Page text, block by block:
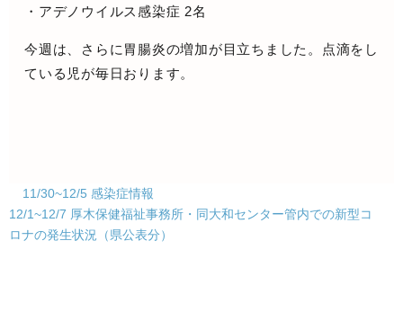
・アデノウイルス感染症 2名
今週は、さらに胃腸炎の増加が目立ちました。点滴をし
ている児が毎日おります。
11/30~12/5 感染症情報
12/1~12/7 厚木保健福祉事務所・同大和センター管内での新型コ
ロナの発生状況（県公表分）